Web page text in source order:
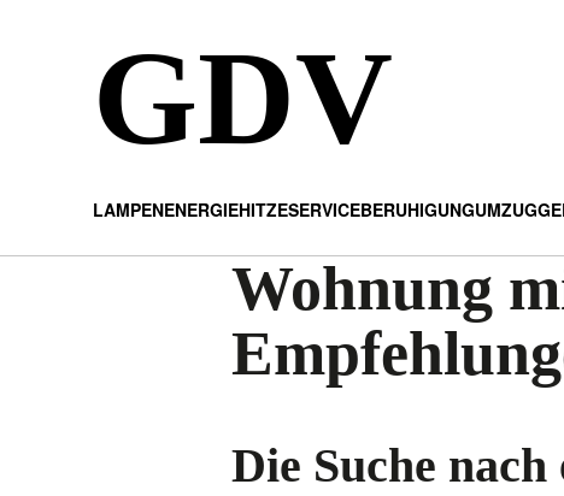
GDV
LAMPENENERGIEHITZESERVICEBERUHIGUNGUMZUG
Wohnung
Die Suche